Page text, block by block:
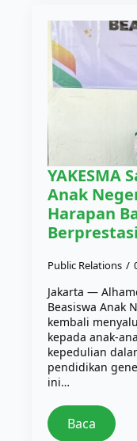
YAKESMA
Anak
Harapan
Berprestasi
Public Relations
Jakarta —
Beasiswa Anak
kembali
kepada anak-
kepedulian
pendidikan
ini…
Baca